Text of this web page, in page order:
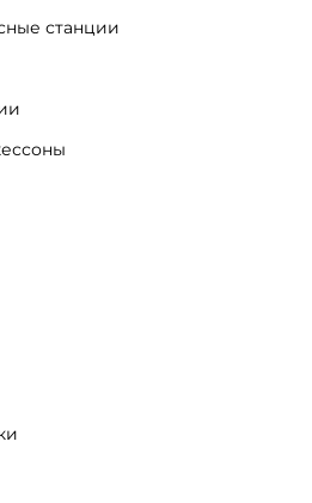
станции